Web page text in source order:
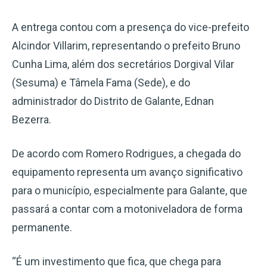
A entrega contou com a presença do vice-prefeito
Alcindor Villarim, representando o prefeito Bruno
Cunha Lima, além dos secretários Dorgival Vilar
(Sesuma) e Tâmela Fama (Sede), e do
administrador do Distrito de Galante, Ednan
Bezerra.
De acordo com Romero Rodrigues, a chegada do
equipamento representa um avanço significativo
para o município, especialmente para Galante, que
passará a contar com a motoniveladora de forma
permanente.
“É um investimento que fica, que chega para